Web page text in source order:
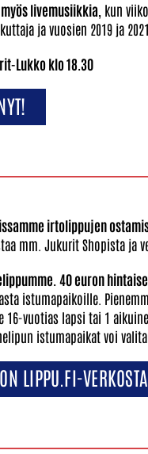
livemusiikkia , kun
ja vuosien 2019 ja
Lukko klo 18.30
irtolippujen
mm. Jukurit Shopista ja
40 euron
istumapaikoille.
vuotias lapsi tai 1
istumapaikat voi
LIPPU.FI-